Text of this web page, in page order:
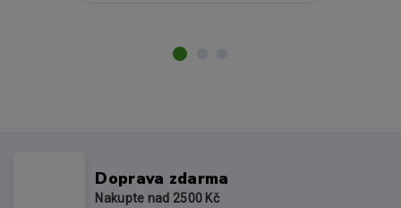
Doprava zdarma
Nakupte nad 2500 Kč